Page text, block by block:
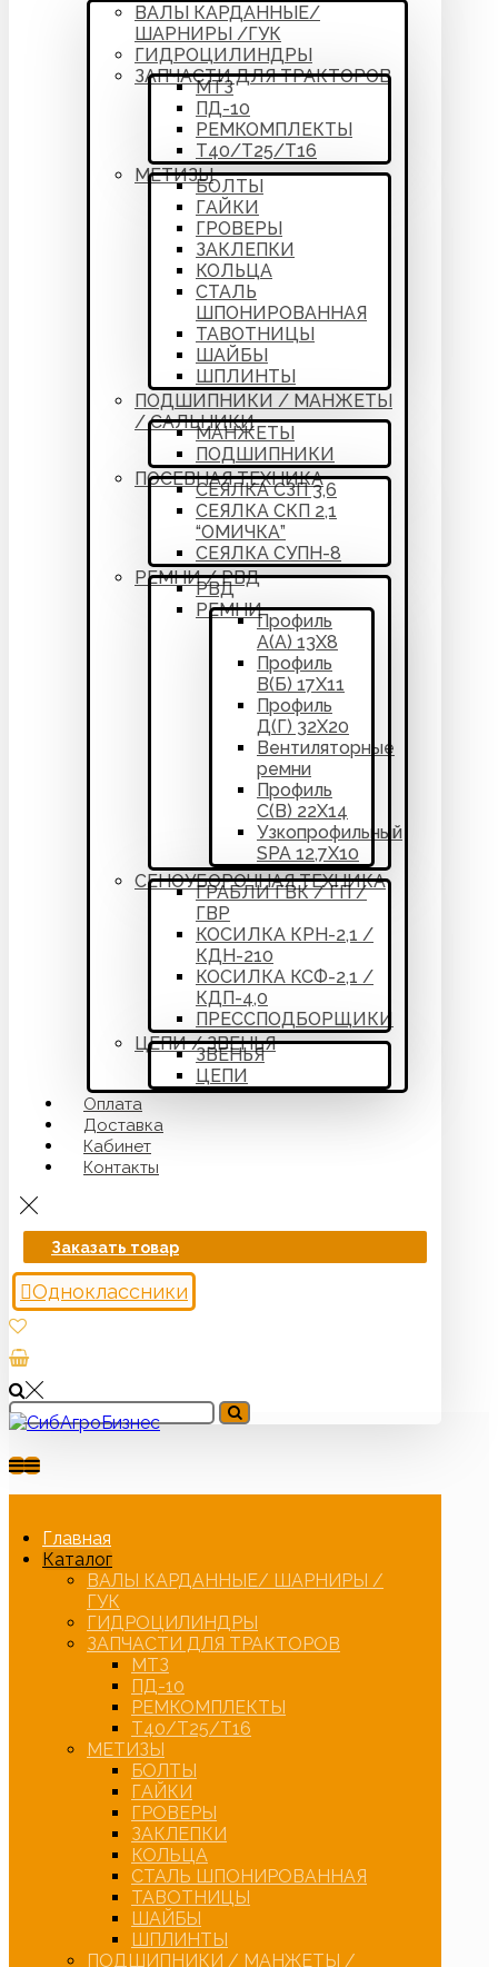
ВАЛЫ КАРДАННЫЕ/
ШАРНИРЫ /ГУК
ГИДРОЦИЛИНДРЫ
ЗАПЧАСТИ ДЛЯ ТРАКТОРОВ
МТЗ
ПД-10
РЕМКОМПЛЕКТЫ
Т40/Т25/Т16
МЕТИЗЫ
БОЛТЫ
ГАЙКИ
ГРОВЕРЫ
ЗАКЛЕПКИ
КОЛЬЦА
СТАЛЬ
ШПОНИРОВАННАЯ
ТАВОТНИЦЫ
ШАЙБЫ
ШПЛИНТЫ
ПОДШИПНИКИ / МАНЖЕТЫ
/ САЛЬНИКИ
МАНЖЕТЫ
ПОДШИПНИКИ
ПОСЕВНАЯ ТЕХНИКА
СЕЯЛКА СЗП 3,6
СЕЯЛКА СКП 2,1
“ОМИЧКА”
СЕЯЛКА СУПН-8
РЕМНИ / РВД
РВД
РЕМНИ
Профиль
А(А) 13Х8
Профиль
В(Б) 17Х11
Профиль
Д(Г) 32Х20
Вентиляторные
ремни
Профиль
С(В) 22Х14
Узкопрофильный
SPA 12,7Х10
СЕНОУБОРОЧНАЯ ТЕХНИКА
ГРАБЛИ ГВК / ГП /
ГВР
КОСИЛКА КРН-2,1 /
КДН-210
КОСИЛКА КСФ-2,1 /
КДП-4,0
ПРЕССПОДБОРЩИКИ
ЦЕПИ / ЗВЕНЬЯ
ЗВЕНЬЯ
ЦЕПИ
Оплата
Доставка
Кабинет
Контакты
Заказать товар
Одноклассники
Главная
Каталог
ВАЛЫ КАРДАННЫЕ/ ШАРНИРЫ /
ГУК
ГИДРОЦИЛИНДРЫ
ЗАПЧАСТИ ДЛЯ ТРАКТОРОВ
МТЗ
ПД-10
РЕМКОМПЛЕКТЫ
Т40/Т25/Т16
МЕТИЗЫ
БОЛТЫ
ГАЙКИ
ГРОВЕРЫ
ЗАКЛЕПКИ
КОЛЬЦА
СТАЛЬ ШПОНИРОВАННАЯ
ТАВОТНИЦЫ
ШАЙБЫ
ШПЛИНТЫ
ПОДШИПНИКИ / МАНЖЕТЫ /